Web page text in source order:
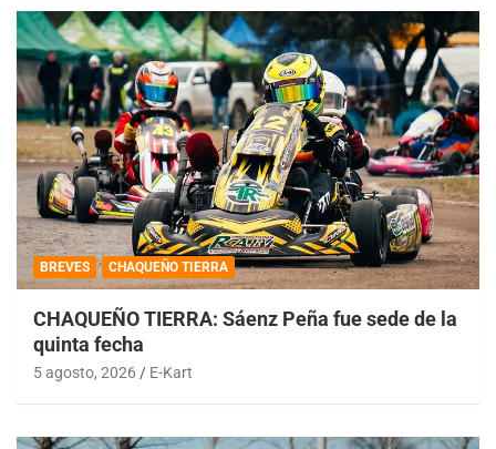
BREVES CHAQUEÑO TIERRA
CHAQUEÑO TIERRA: Sáenz Peña fue sede de la
quinta fecha
5 agosto, 2026 E-Kart